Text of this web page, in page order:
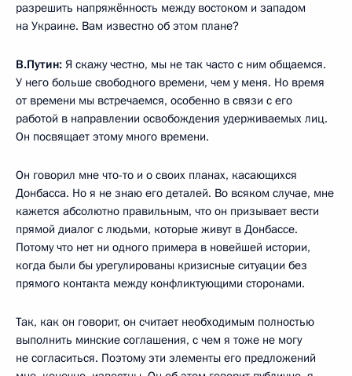
разрешить напряжённость между востоком и западом
на Украине. Вам известно об этом плане?
В.Путин: Я скажу честно, мы не так часто с ним общаемся.
У него больше свободного времени, чем у меня. Но время
от времени мы встречаемся, особенно в связи с его
работой в направлении освобождения удерживаемых лиц.
Он посвящает этому много времени.
Он говорил мне что-то и о своих планах, касающихся
Донбасса. Но я не знаю его деталей. Во всяком случае, мне
кажется абсолютно правильным, что он призывает вести
прямой диалог с людьми, которые живут в Донбассе.
Потому что нет ни одного примера в новейшей истории,
когда были бы урегулированы кризисные ситуации без
прямого контакта между конфликтующими сторонами.
Так, как он говорит, он считает необходимым полностью
выполнить минские соглашения, с чем я тоже не могу
не согласиться. Поэтому эти элементы его предложений